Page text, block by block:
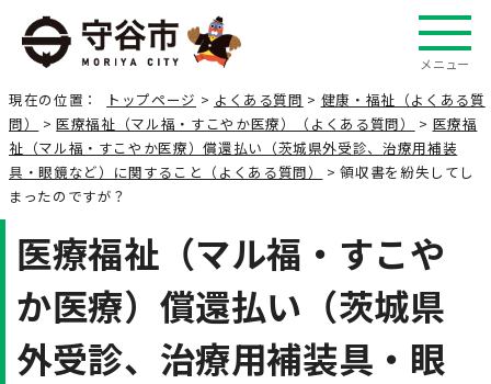
メニュー
現在の位置： トップページ > よくある質問 > 健康・福祉（よくある質
問）
>医療福祉（マル福・すこやか医療）（よくある質問） > 医療福
祉（マル福・すこやか医療）償還払い（茨城県外受診、治療用補装
具・眼鏡など）に関すること（よくある質問）
> 領収書を紛失してし
まったのですが？
医療福祉（マル福・すこや
か医療）償還払い（茨城県
外受診、治療用補装具・眼